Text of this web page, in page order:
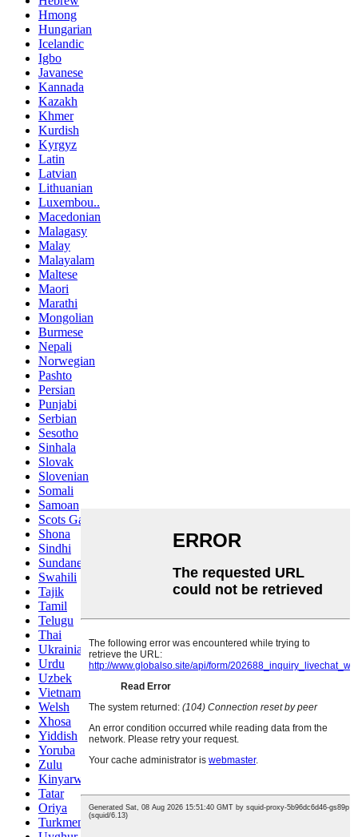
Hmong
Hungarian
Icelandic
Igbo
Javanese
Kannada
Kazakh
Khmer
Kurdish
Kyrgyz
Latin
Latvian
Lithuanian
Luxembou..
Macedonian
Malagasy
Malay
Malayalam
Maltese
Maori
Marathi
Mongolian
Burmese
Nepali
Norwegian
Pashto
Persian
Punjabi
Serbian
Sesotho
Sinhala
Slovak
Slovenian
Somali
Samoan
Scots Gaelic
Shona
Sindhi
Sundanese
Swahili
Tajik
Tamil
Telugu
Thai
Ukrainian
Urdu
Uzbek
Vietnamese
Welsh
Xhosa
Yiddish
Yoruba
Zulu
Kinyarwanda
Tatar
Oriya
Turkmen